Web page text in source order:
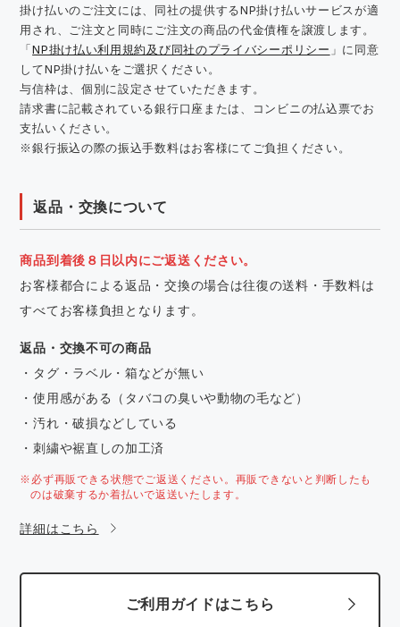
掛け払いのご注文には、同社の提供するNP掛け払いサービスが適
用され、ご注文と同時にご注文の商品の代金債権を譲渡します。
「NP掛け払い利用規約及び同社のプライバシーポリシー 」に同意
してNP掛け払いをご選択ください。
与信枠は、個別に設定させていただきます。
請求書に記載されている銀行口座または、コンビニの払込票でお
支払いください。
※銀行振込の際の振込手数料はお客様にてご負担ください。
返品・交換について
商品到着後８日以内にご返送ください。
お客様都合による返品・交換の場合は往復の送料・手数料は
すべてお客様負担となります。
返品・交換不可の商品
・タグ・ラベル・箱などが無い
・使用感がある（タバコの臭いや動物の毛など）
・汚れ・破損などしている
・刺繍や裾直しの加工済
※必ず再販できる状態でご返送ください。再販できないと判断したも
のは破棄するか着払いで返送いたします。
詳細はこちら
ご利用ガイドはこちら